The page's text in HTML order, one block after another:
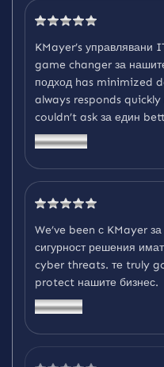
KMayer’s управлявани
game changer за
подход has minimized
always responds quickly
couldn’t ask за един
James R.
We’ve been с KMayer
сигурност решения
cyber threats. те truly
protect нашите бизнес.
Linda M.